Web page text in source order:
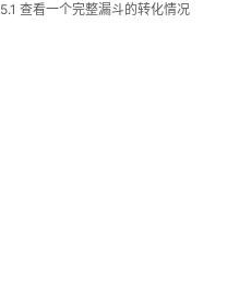
5.1 查看一个完整漏斗的转化情况